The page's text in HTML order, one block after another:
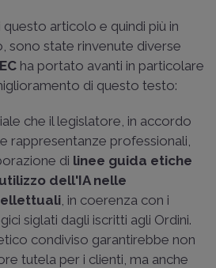
articolo e quindi più in
sono state rinvenute diverse
ha portato avanti in particolare
di questo testo:
che il legislatore, in accordo
rappresentanze professionali,
di linee guida etiche
utilizzo dell'IA nelle
, in coerenza con i
siglati dagli iscritti agli Ordini.
condiviso garantirebbe non
tutela per i clienti, ma anche